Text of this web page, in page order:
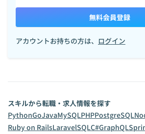
無料会員登録
アカウントお持ちの方は、 ログイン
スキルから転職・求人情報を探す
PythonGoJavaMySQLPHPPostgreSQL
Ruby on RailsLaravelSQLC#GraphQL